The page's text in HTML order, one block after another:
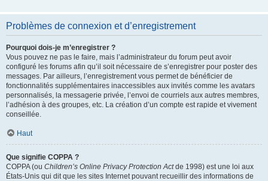
Problèmes de connexion et d’enregistrement
Pourquoi dois-je m’enregistrer ?
Vous pouvez ne pas le faire, mais l’administrateur du forum peut avoir
configuré les forums afin qu’il soit nécessaire de s’enregistrer pour poster des
messages. Par ailleurs, l’enregistrement vous permet de bénéficier de
fonctionnalités supplémentaires inaccessibles aux invités comme les avatars
personnalisés, la messagerie privée, l’envoi de courriels aux autres membres,
l’adhésion à des groupes, etc. La création d’un compte est rapide et vivement
conseillée.
Haut
Que signifie COPPA ?
COPPA (ou Children’s Online Privacy Protection Actde 1998) est une loi aux
États-Unis qui dit que les sites Internet pouvant recueillir des informations de